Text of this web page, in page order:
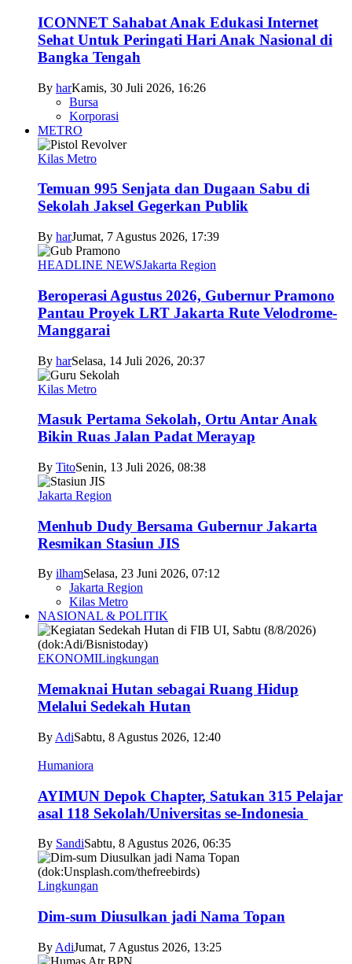
ICONNET Sahabat Anak Edukasi Internet
Sehat Untuk Peringati Hari Anak Nasional di
Bangka Tengah
By harKamis, 30 Juli 2026, 16:26
Bursa
Korporasi
METRO
Kilas Metro
Temuan 995 Senjata dan Dugaan Sabu di
Sekolah Jaksel Gegerkan Publik
By harJumat, 7 Agustus 2026, 17:39
HEADLINE NEWSJakarta Region
Beroperasi Agustus 2026, Gubernur Pramono
Pantau Proyek LRT Jakarta Rute Velodrome-
Manggarai
By harSelasa, 14 Juli 2026, 20:37
Kilas Metro
Masuk Pertama Sekolah, Ortu Antar Anak
Bikin Ruas Jalan Padat Merayap
By TitoSenin, 13 Juli 2026, 08:38
Jakarta Region
Menhub Dudy Bersama Gubernur Jakarta
Resmikan Stasiun JIS
By ilhamSelasa, 23 Juni 2026, 07:12
Jakarta Region
Kilas Metro
NASIONAL & POLITIK
EKONOMILingkungan
Memaknai Hutan sebagai Ruang Hidup
Melalui Sedekah Hutan
By AdiSabtu, 8 Agustus 2026, 12:40
Humaniora
AYIMUN Depok Chapter, Satukan 315 Pelajar
asal 118 Sekolah/Universitas se-Indonesia
By SandiSabtu, 8 Agustus 2026, 06:35
Lingkungan
Dim-sum Diusulkan jadi Nama Topan
By AdiJumat, 7 Agustus 2026, 13:25